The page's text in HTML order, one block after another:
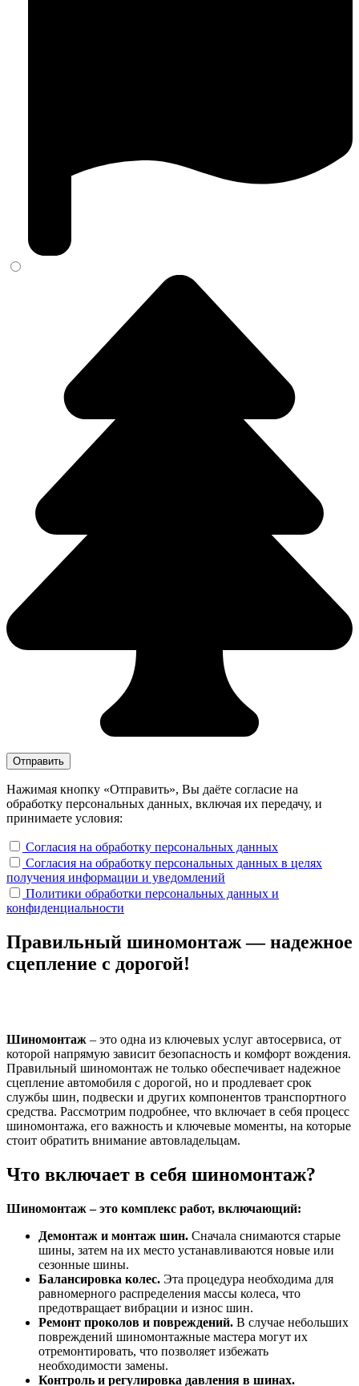
Нажимая кнопку «Отправить», Вы даёте согласие на
обработку персональных данных, включая их передачу, и
принимаете условия:
Согласия на обработку персональных данных
Согласия на обработку персональных данных в целях
получения информации и уведомлений
Политики обработки персональных данных и
конфиденциальности
Правильный шиномонтаж — надежное
сцепление с дорогой!
Шиномонтаж – это одна из ключевых услуг автосервиса, от
которой напрямую зависит безопасность и комфорт вождения.
Правильный шиномонтаж не только обеспечивает надежное
сцепление автомобиля с дорогой, но и продлевает срок
службы шин, подвески и других компонентов транспортного
средства. Рассмотрим подробнее, что включает в себя процесс
шиномонтажа, его важность и ключевые моменты, на которые
стоит обратить внимание автовладельцам.
Что включает в себя шиномонтаж?
Шиномонтаж – это комплекс работ, включающий:
Демонтаж и монтаж шин. Сначала снимаются старые
шины, затем на их место устанавливаются новые или
сезонные шины.
Балансировка колес. Эта процедура необходима для
равномерного распределения массы колеса, что
предотвращает вибрации и износ шин.
Ремонт проколов и повреждений. В случае небольших
повреждений шиномонтажные мастера могут их
отремонтировать, что позволяет избежать
необходимости замены.
Контроль и регулировка давления в шинах.